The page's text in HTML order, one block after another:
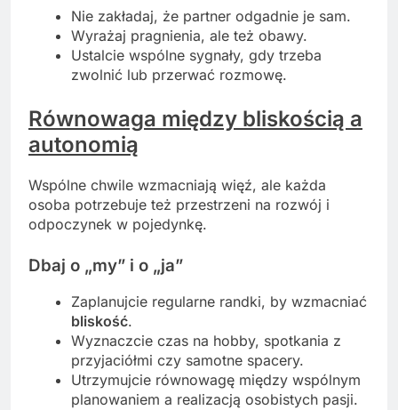
Nie zakładaj, że partner odgadnie je sam.
Wyrażaj pragnienia, ale też obawy.
Ustalcie wspólne sygnały, gdy trzeba
zwolnić lub przerwać rozmowę.
Równowaga między bliskością a
autonomią
Wspólne chwile wzmacniają więź, ale każda
osoba potrzebuje też przestrzeni na rozwój i
odpoczynek w pojedynkę.
Dbaj o „my” i o „ja”
Zaplanujcie regularne randki, by wzmacniać
bliskość.
Wyznaczcie czas na hobby, spotkania z
przyjaciółmi czy samotne spacery.
Utrzymujcie równowagę między wspólnym
planowaniem a realizacją osobistych pasji.